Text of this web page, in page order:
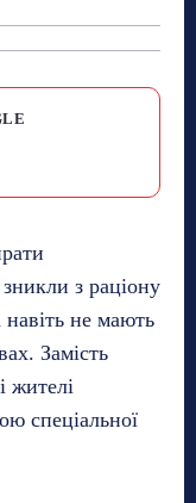
з раціону
навіть не мають
Замість
жителі
спеціальної